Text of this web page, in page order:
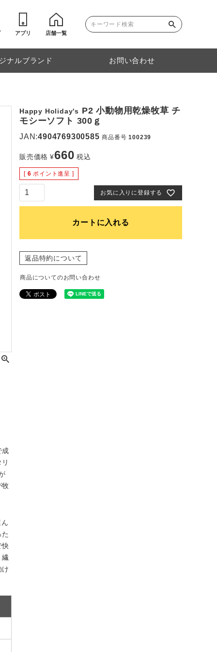
アプリ 店舗一覧
ナルブランド お問い合わせ
Happy Holiday's P2 小動物用乾燥牧草 チ
モシーソフト 300ｇ
JAN:4904769300585 商品番号 100239
販売価格 ¥660 税込
[ 6 ポイント進呈 ]
お気に入りに登録する
カートに入れる
返品特約について
商品についてのお問い合わせ
成
牧
快